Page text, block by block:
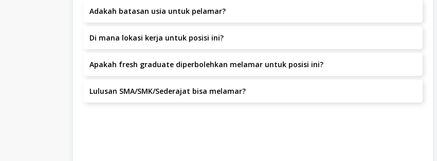
Adakah batasan usia untuk pelamar?
Di mana lokasi kerja untuk posisi ini?
Apakah fresh graduate diperbolehkan melamar untuk posisi ini?
Lulusan SMA/SMK/Sederajat bisa melamar?